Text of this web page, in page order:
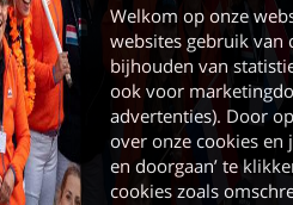
Welkom op onze
websites gebruik van
bijhouden van
ook voor
advertenties). Door
over onze cookies en
en doorgaan’ te
cookies zoals